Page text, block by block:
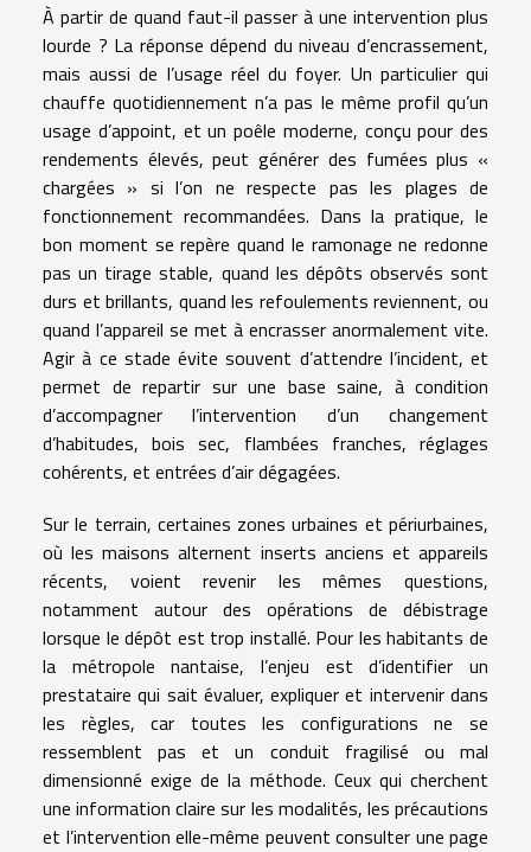
À partir de quand faut-il passer à une intervention plus
lourde ? La réponse dépend du niveau d’encrassement,
mais aussi de l’usage réel du foyer. Un particulier qui
chauffe quotidiennement n’a pas le même profil qu’un
usage d’appoint, et un poêle moderne, conçu pour des
rendements élevés, peut générer des fumées plus «
chargées » si l’on ne respecte pas les plages de
fonctionnement recommandées. Dans la pratique, le
bon moment se repère quand le ramonage ne redonne
pas un tirage stable, quand les dépôts observés sont
durs et brillants, quand les refoulements reviennent, ou
quand l’appareil se met à encrasser anormalement vite.
Agir à ce stade évite souvent d’attendre l’incident, et
permet de repartir sur une base saine, à condition
d’accompagner l’intervention d’un changement
d’habitudes, bois sec, flambées franches, réglages
cohérents, et entrées d’air dégagées.
Sur le terrain, certaines zones urbaines et périurbaines,
où les maisons alternent inserts anciens et appareils
récents, voient revenir les mêmes questions,
notamment autour des opérations de débistrage
lorsque le dépôt est trop installé. Pour les habitants de
la métropole nantaise, l’enjeu est d’identifier un
prestataire qui sait évaluer, expliquer et intervenir dans
les règles, car toutes les configurations ne se
ressemblent pas et un conduit fragilisé ou mal
dimensionné exige de la méthode. Ceux qui cherchent
une information claire sur les modalités, les précautions
et l’intervention elle-même peuvent consulter une page